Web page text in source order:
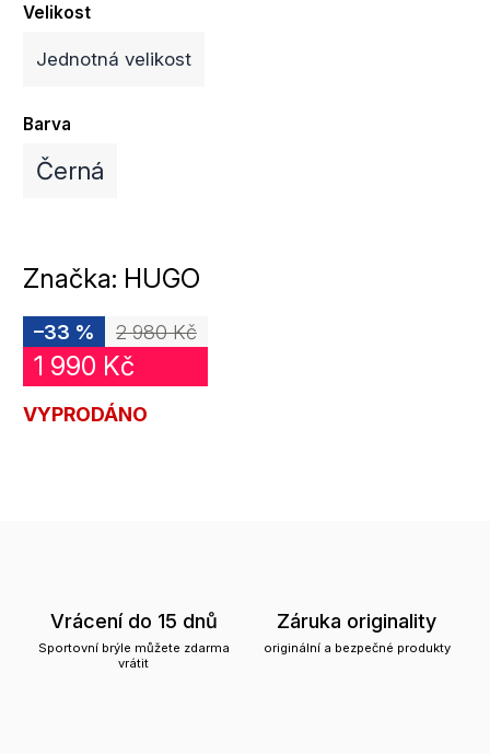
Velikost
Jednotná velikost
Barva
Černá
Značka: HUGO
2 980 Kč
–33 %
1 990 Kč
VYPRODÁNO
Vrácení do 15 dnů
Sportovní brýle můžete zdarma
vrátit
Záruka originality
originální a bezpečné produkty